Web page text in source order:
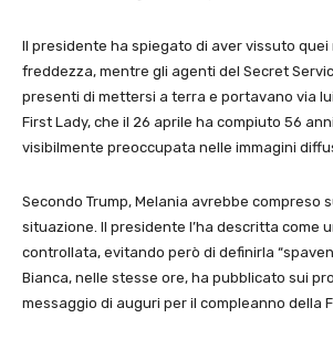
Il presidente ha spiegato di aver vissuto quei
freddezza, mentre gli agenti del Secret
presenti di mettersi a terra e portavano via
First Lady, che il 26 aprile ha compiuto 56
visibilmente preoccupata nelle immagini
Secondo Trump, Melania avrebbe compreso
situazione. Il presidente l’ha descritta come
controllata, evitando però di definirla
Bianca, nelle stesse ore, ha pubblicato sui
messaggio di auguri per il compleanno della